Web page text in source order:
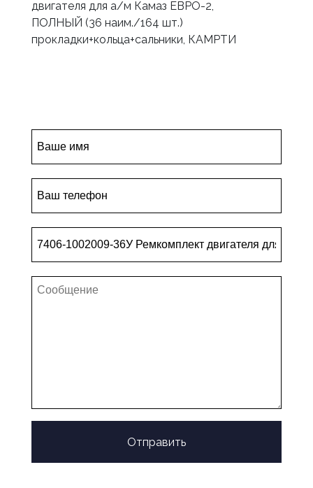
двигателя для а/м Камаз ЕВРО-2,
ПОЛНЫЙ (36 наим./164 шт.)
прокладки+кольца+сальники, КАМРТИ
Отправить